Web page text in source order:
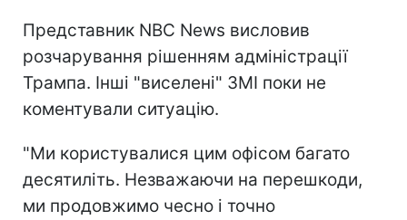
Представник NBC News висловив
розчарування рішенням адміністрації
Трампа. Інші "виселені" ЗМІ поки не
коментували ситуацію.
"Ми користувалися цим офісом багато
десятиліть. Незважаючи на перешкоди,
ми продовжимо чесно і точно